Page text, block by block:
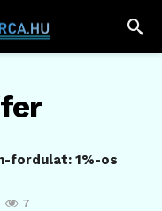
fordulat: 1%-os
7